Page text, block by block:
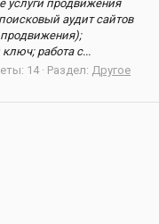
услуги продвижения
аудит сайтов
продвижения);
работа с...
14 Раздел: Другое